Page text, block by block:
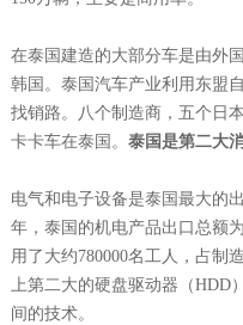
在泰国建造的大部分车是由外
韩国。泰国汽车产业利用东盟
找销路。八个制造商，五个日
卡卡车在泰国。 泰国是第二大
电气和电子设备是泰国最大的
年，泰国的机电产品出口总额
用了大约780000名工人，占制
上第二大的硬盘驱动器（HDD
间的技术。